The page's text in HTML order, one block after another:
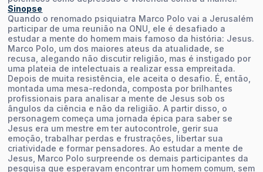
Sinopse
Quando o renomado psiquiatra Marco Polo vai a Jerusalém
participar de uma reunião na ONU, ele é desafiado a
estudar a mente do homem mais famoso da história: Jesus.
Marco Polo, um dos maiores ateus da atualidade, se
recusa, alegando não discutir religião, mas é instigado por
uma plateia de intelectuais a realizar essa empreitada.
Depois de muita resistência, ele aceita o desafio. É, então,
montada uma mesa-redonda, composta por brilhantes
profissionais para analisar a mente de Jesus sob os
ângulos da ciência e não da religião. A partir disso, o
personagem começa uma jornada épica para saber se
Jesus era um mestre em ter autocontrole, gerir sua
emoção, trabalhar perdas e frustrações, libertar sua
criatividade e formar pensadores. Ao estudar a mente de
Jesus, Marco Polo surpreende os demais participantes da
pesquisa que esperavam encontrar um homem comum, sem